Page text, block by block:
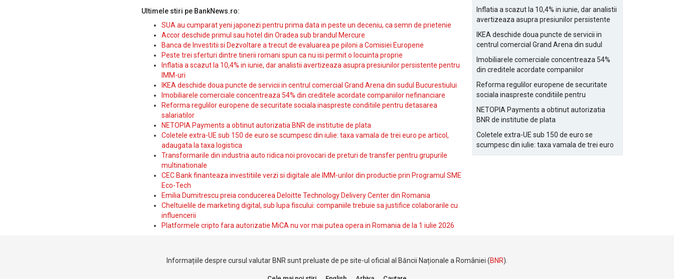
Ultimele stiri pe BankNews.ro:
SUA au cumparat yeni japonezi pentru prima data in peste un deceniu, ca semn de prietenie
Accor deschide primul sau hotel din Oradea sub brandul Mercure
Banca de Investitii si Dezvoltare a trecut de evaluarea pe piloni a Comisiei Europene
Peste trei sferturi dintre tinerii romani spun ca nu isi permit o locuinta proprie
Inflatia a scazut la 10,4% in iunie, dar analistii avertizeaza asupra presiunilor persistente pentru
IMM-uri
IKEA deschide doua puncte de servicii in centrul comercial Grand Arena din sudul Bucurestiului
Imobiliarele comerciale concentreaza 54% din creditele acordate companiilor nefinanciare
Reforma regulilor europene de securitate sociala inaspreste conditiile pentru detasarea
salariatilor
NETOPIA Payments a obtinut autorizatia BNR de institutie de plata
Coletele extra-UE sub 150 de euro se scumpesc din iulie: taxa vamala de trei euro pe articol,
adaugata la taxa logistica
Transformarile din industria auto ridica noi provocari de preturi de transfer pentru grupurile
multinationale
CEC Bank finanteaza investitiile verzi si digitale ale IMM-urilor din productie prin Programul SME
Eco-Tech
Emilia Dumitrescu preia conducerea Deloitte Technology Delivery Center din Romania
Cheltuielile de marketing digital, sub lupa fiscului: companiile trebuie sa justifice colaborarile cu
influencerii
Platformele cripto fara autorizatie MiCA nu vor mai putea opera in Romania de la 1 iulie 2026
Inflatia a scazut la 10,4% in iunie, dar analistii
avertizeaza asupra presiunilor persistente
IKEA deschide doua puncte de servicii in
centrul comercial Grand Arena din sudul
Imobiliarele comerciale concentreaza 54%
din creditele acordate companiilor
Reforma regulilor europene de securitate
sociala inaspreste conditiile pentru
NETOPIA Payments a obtinut autorizatia
BNR de institutie de plata
Coletele extra-UE sub 150 de euro se
scumpesc din iulie: taxa vamala de trei euro
pe articol, adaugata la taxa logistica
Informațiile despre cursul valutar BNR sunt preluate de pe site-ul oficial al Băncii Naționale a României (BNR).